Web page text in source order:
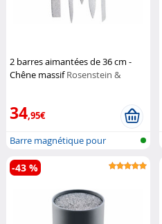
2 barres aimantées de 36 cm -
Chêne massifRosenstein &
34,95€
Barre magnétique pour
couteaux
-43 %